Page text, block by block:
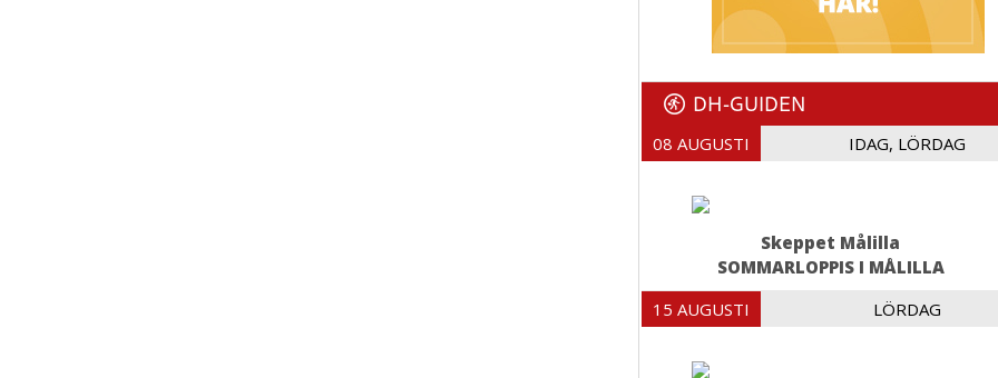
DH-GUIDEN
08 AUGUSTI IDAG, LÖRDAG
Skeppet Målilla
SOMMARLOPPIS I MÅLILLA
15 AUGUSTI LÖRDAG